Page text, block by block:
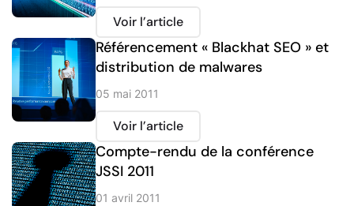
Voir l’article
Référencement « Blackhat SEO » et
distribution de malwares
05 mai 2011
Voir l’article
Compte-rendu de la conférence
JSSI 2011
01 avril 2011